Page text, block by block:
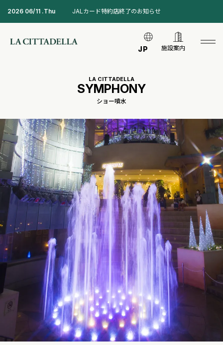
2026 06/11 .Thu JALカード特約店終了のお知らせ
JP 施設案内
LA CITTADELLA
SYMPHONY
ショー噴水